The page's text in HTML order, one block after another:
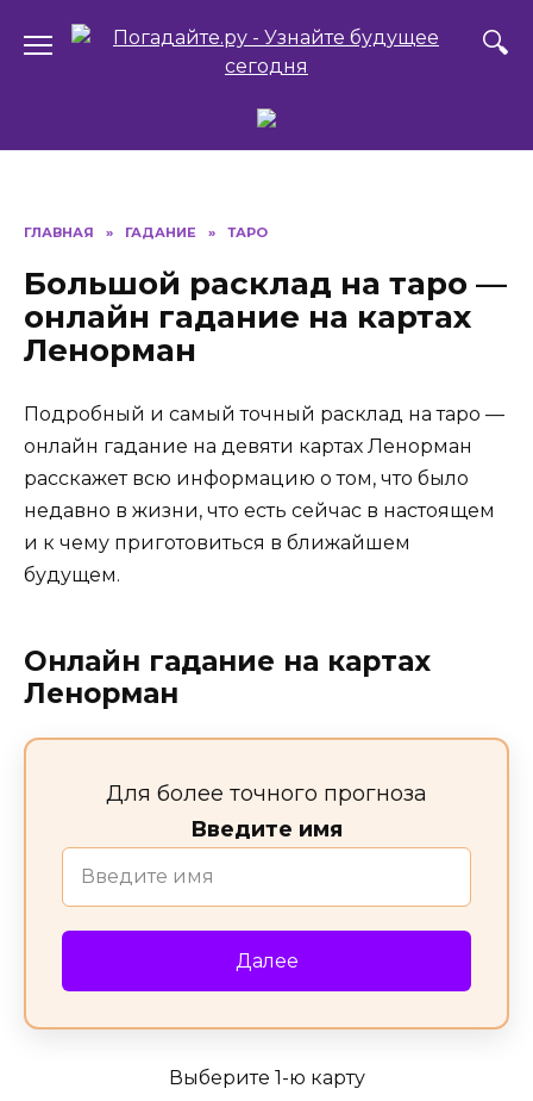
ГЛАВНАЯ » ГАДАНИЕ » ТАРО
Большой расклад на таро —
онлайн гадание на картах
Ленорман
Подробный и самый точный расклад на таро —
онлайн гадание на девяти картах Ленорман
расскажет всю информацию о том, что было
недавно в жизни, что есть сейчас в настоящем
и к чему приготовиться в ближайшем
будущем.
Онлайн гадание на картах
Ленорман
Для более точного прогноза
Введите имя
Далее
Выберите 1-ю карту